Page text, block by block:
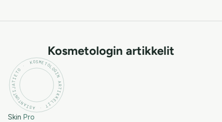
Kosmetologin artikkelit
KOSMETOLOGIN ARTIKKELIT · ASIANTUNTIJATIETO ·
Skin Pro